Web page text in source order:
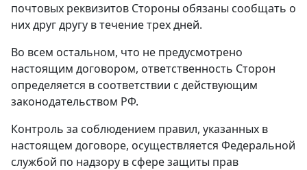
почтовых реквизитов Стороны обязаны сообщать о
них друг другу в течение трех дней.
Во всем остальном, что не предусмотрено
настоящим договором, ответственность Сторон
определяется в соответствии с действующим
законодательством РФ.
Контроль за соблюдением правил, указанных в
настоящем договоре, осуществляется Федеральной
службой по надзору в сфере защиты прав